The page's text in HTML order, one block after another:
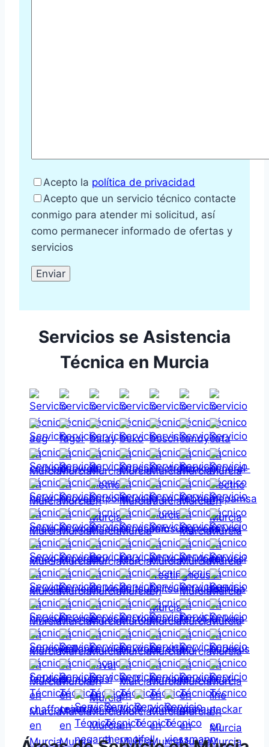
Acepto la política de privacidad
Acepto que un servicio técnico contacte
conmigo para atender mi solicitud, así
como permanecer informado de ofertas y
servicios
Servicios se Asistencia
Técnica en Murcia